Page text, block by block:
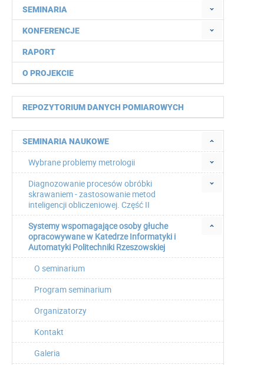
SEMINARIA
KONFERENCJE
RAPORT
O PROJEKCIE
REPOZYTORIUM DANYCH POMIAROWYCH
SEMINARIA NAUKOWE
Wybrane problemy metrologii
Diagnozowanie procesów obróbki
skrawaniem - zastosowanie metod
inteligencji obliczeniowej. Część II
Systemy wspomagające osoby głuche
opracowywane w Katedrze Informatyki i
Automatyki Politechniki Rzeszowskiej
O seminarium
Program seminarium
Organizatorzy
Kontakt
Galeria